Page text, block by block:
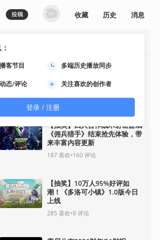
客节目 多端历史播放同步
态/评论 关注喜欢的创作者
登录 / 注册
收藏 历史 消息
热资讯
《影之刃零》8月12日开启预
晓！
92喜欢•33评论
【抽奖】四人合作战术射击游戏
《佣兵猎手》结束抢先体验，带
来丰富内容更新
187喜欢•160评论
【抽奖】10万人95%好评如
潮！《多洛可小镇》1.0版今日
上线
285 喜欢•8 评论